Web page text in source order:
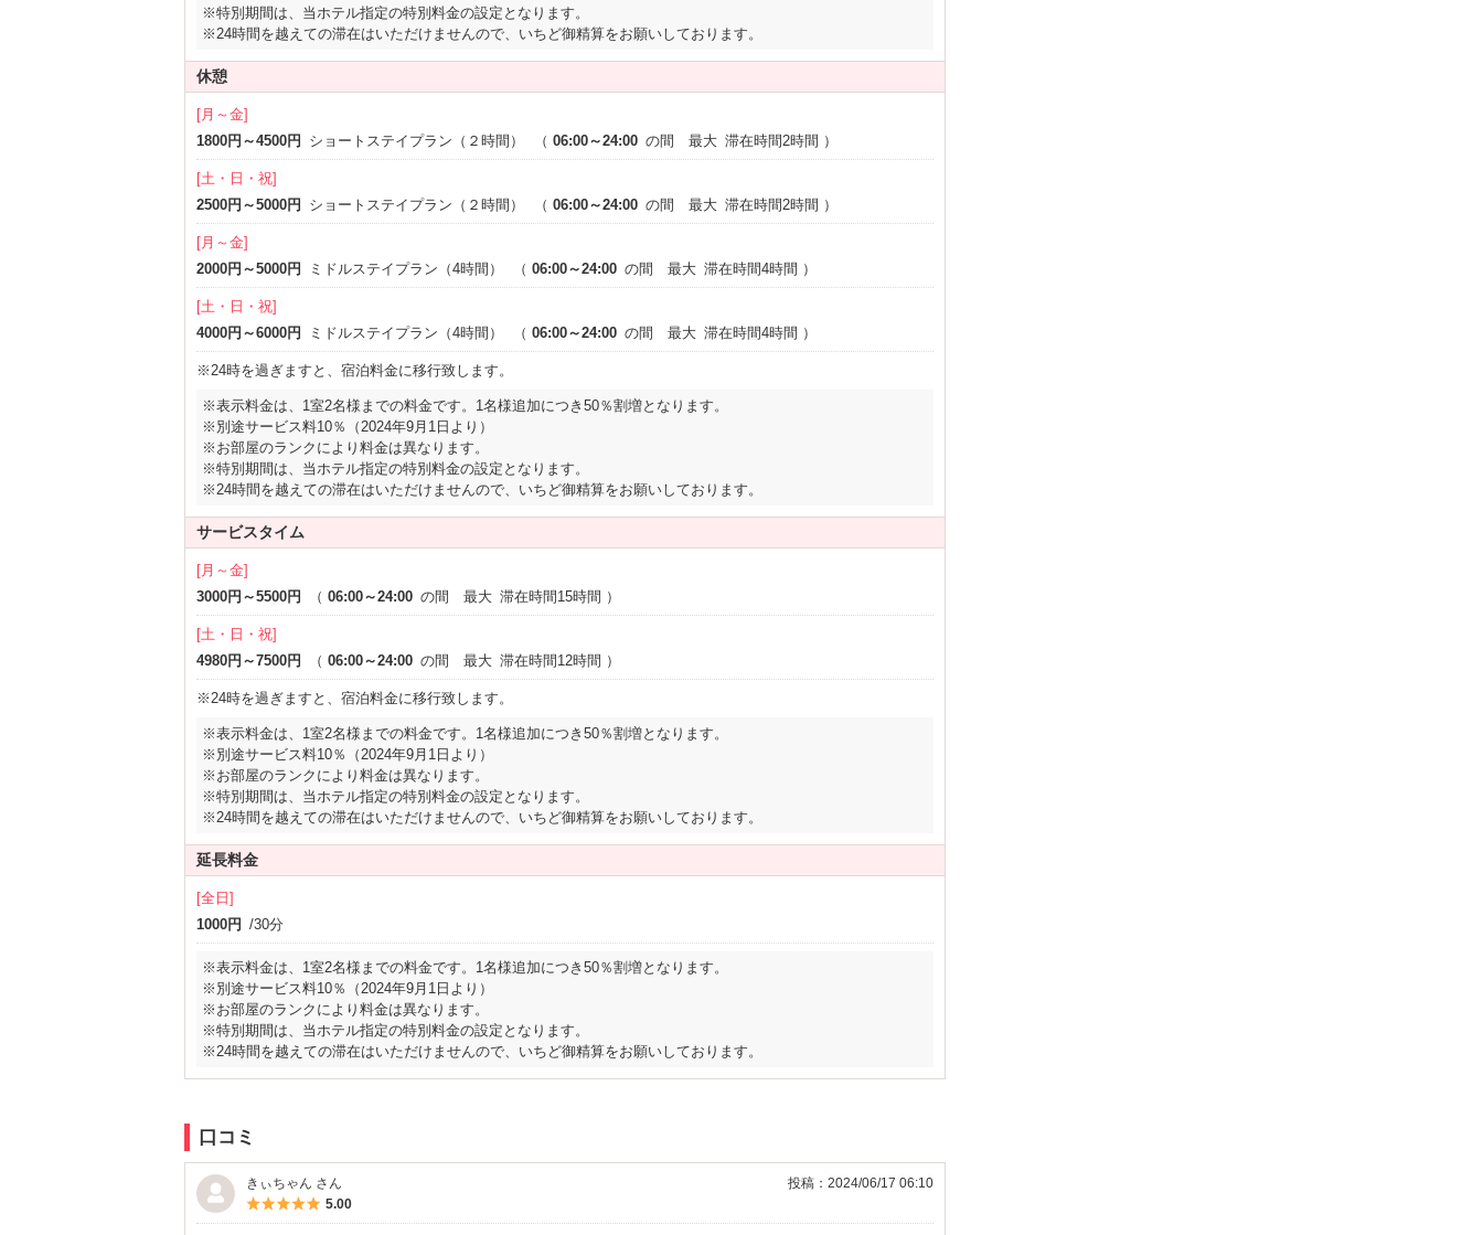
※特別期間は、当ホテル指定の特別料金の設定となります。
※24時間を越えての滞在はいただけませんので、いちど御精算をお願いしております。
休憩
[月～金]
1800円～4500円
ショートステイプラン（２時間） （ 06:00～24:00 の間 最大 滞在時間2時間 ）
[土・日・祝]
2500円～5000円
ショートステイプラン（２時間） （ 06:00～24:00 の間 最大 滞在時間2時間 ）
[月～金]
2000円～5000円
ミドルステイプラン（4時間） （ 06:00～24:00 の間 最大 滞在時間4時間 ）
[土・日・祝]
4000円～6000円
ミドルステイプラン（4時間） （ 06:00～24:00 の間 最大 滞在時間4時間 ）
※24時を過ぎますと、宿泊料金に移行致します。
※表示料金は、1室2名様までの料金です。1名様追加につき50％割増となります。
※別途サービス料10％（2024年9月1日より）
※お部屋のランクにより料金は異なります。
※特別期間は、当ホテル指定の特別料金の設定となります。
※24時間を越えての滞在はいただけませんので、いちど御精算をお願いしております。
サービスタイム
[月～金]
3000円～5500円
（ 06:00～24:00 の間 最大 滞在時間15時間 ）
[土・日・祝]
4980円～7500円
（ 06:00～24:00 の間 最大 滞在時間12時間 ）
※24時を過ぎますと、宿泊料金に移行致します。
※表示料金は、1室2名様までの料金です。1名様追加につき50％割増となります。
※別途サービス料10％（2024年9月1日より）
※お部屋のランクにより料金は異なります。
※特別期間は、当ホテル指定の特別料金の設定となります。
※24時間を越えての滞在はいただけませんので、いちど御精算をお願いしております。
延長料金
[全日]
1000円 /30分
※表示料金は、1室2名様までの料金です。1名様追加につき50％割増となります。
※別途サービス料10％（2024年9月1日より）
※お部屋のランクにより料金は異なります。
※特別期間は、当ホテル指定の特別料金の設定となります。
※24時間を越えての滞在はいただけませんので、いちど御精算をお願いしております。
口コミ
きぃちゃん さん
投稿：2024/06/17 06:10
5つ星のうち5
5.00